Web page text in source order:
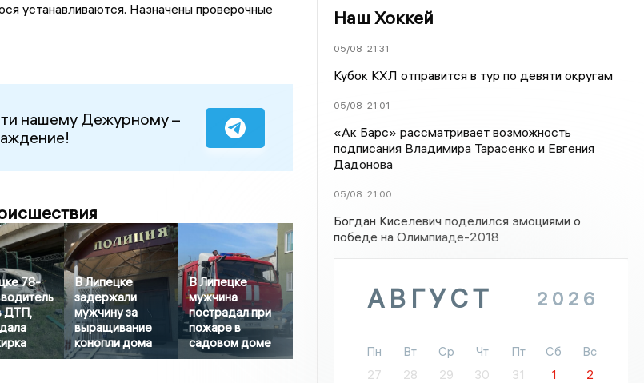
устанавливаются. Назначены проверочные
нашему Дежурному –
78-
ДТП,
В Липецке
задержали
мужчину за
выращивание
конопли дома
В Липецке
мужчина
пострадал при
пожаре в
садовом доме
Наш Хоккей
05/08 21:31
Кубок КХЛ отправится в тур по девяти округам
05/08 21:01
«Ак Барс» рассматривает возможность
подписания Владимира Тарасенко и Евгения
Дадонова
05/08 21:00
Богдан Киселевич поделился эмоциями о
победе на Олимпиаде-2018
АВГУСТ 2026
Пн Вт Ср Чт Пт Сб
Вс
27
28 29 30 31 1
2